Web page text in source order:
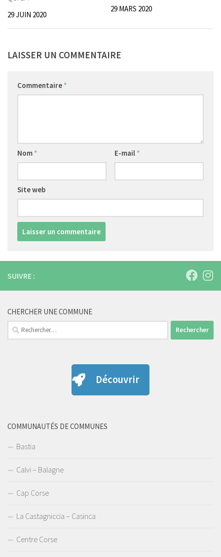
29 JUIN 2020
29 MARS 2020
LAISSER UN COMMENTAIRE
Commentaire *
Nom * E-mail *
Site web
SUIVRE :
CHERCHER UNE COMMUNE
Rechercher :
Découvrir
COMMUNAUTÉS DE COMMUNES
Bastia
Calvi – Balagne
Cap Corse
La Castagniccia – Casinca
Centre Corse